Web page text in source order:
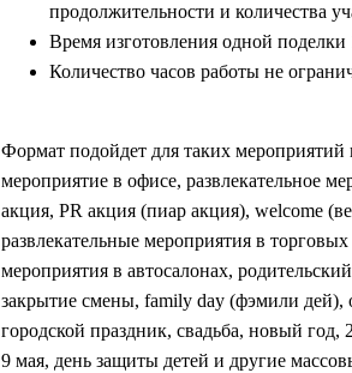
продолжительности и количества
Время изготовления одной
Количество часов работы не
Формат подойдет для таких мероприятий
мероприятие в офисе, развлекательное
акция, PR акция (пиар акция), welcome
развлекательные мероприятия в
мероприятия в автосалонах,
закрытие смены, family day (фэмили дей),
городской праздник, свадьба, новый год,
9 мая, день защиты детей и другие